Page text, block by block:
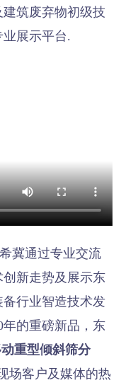
筑废弃物初级技
展示平台.
冀通过专业交流
新走势及展示东
行业智造技术发
年的重磅新品，东
重型倾斜筛分
场客户及媒体的热